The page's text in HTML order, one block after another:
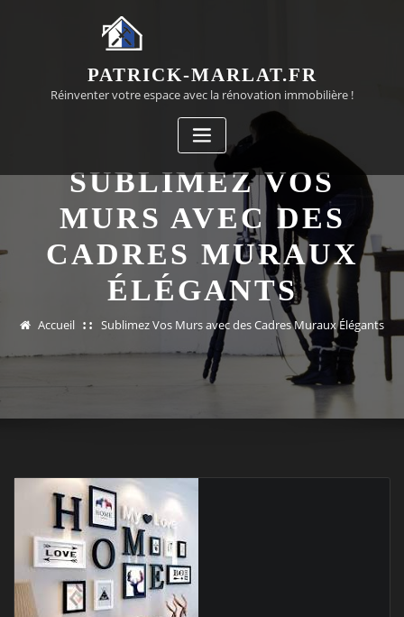
PATRICK-MARLAT.FR
Réinventer votre espace avec la rénovation immobilière !
SUBLIMEZ VOS
MURS AVEC DES
CADRES MURAUX
ÉLÉGANTS
Accueil Sublimez Vos Murs avec des Cadres Muraux Élégants